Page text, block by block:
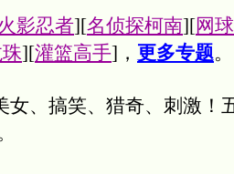
火影忍者][名侦探柯南][网
][灌篮高手]， 更多专题。
女、搞笑、猎奇、刺激！